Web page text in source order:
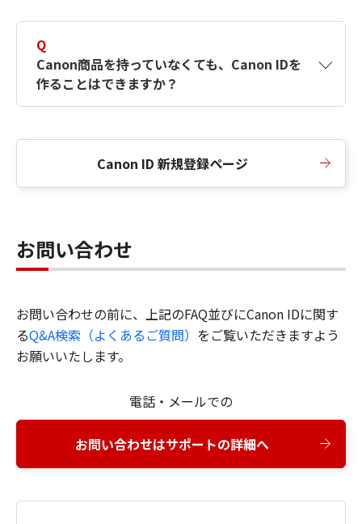
Q
Canon商品を持っていなくても、Canon IDを
作ることはできますか？
Canon ID 新規登録ページ
お問い合わせ
お問い合わせの前に、上記のFAQ並びにCanon IDに関す
るQ&A検索（よくあるご質問） をご覧いただきますよう
お願いいたします。
電話・メールでの
お問い合わせはサポートの詳細へ